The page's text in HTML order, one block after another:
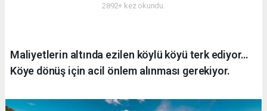
2892+ kez okundu.
Maliyetlerin altında ezilen köylü köyü terk ediyor…
Köye dönüş için acil önlem alınması gerekiyor.